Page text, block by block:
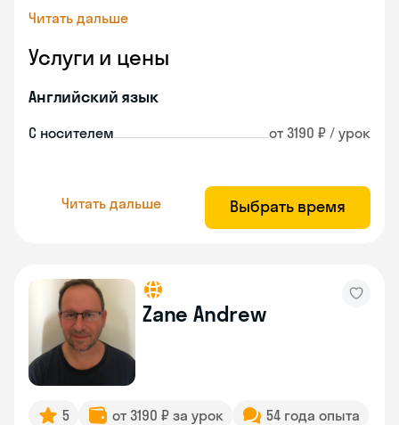
Читать дальше
Услуги и цены
Английский язык
С носителем от 3190 ₽ / урок
Читать дальше Выбрать время
Zane Andrew
5 от 3190 ₽ за урок
54 года опыта